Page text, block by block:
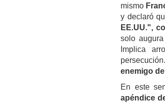
mismo
y declaró
EE.UU.",
solo
Implica
enemigo
En este
apéndice